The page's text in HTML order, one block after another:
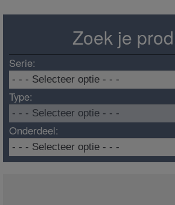
Zoek je
Serie:
Type:
Onderdeel: